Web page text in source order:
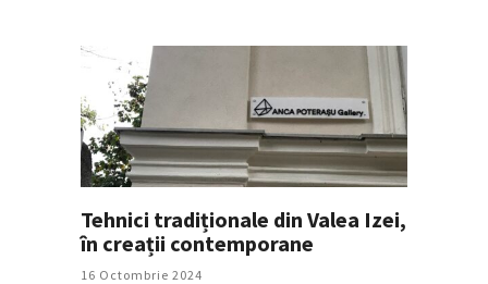
Tehnici tradiționale din Valea Izei,
în creații contemporane
16 Octombrie 2024